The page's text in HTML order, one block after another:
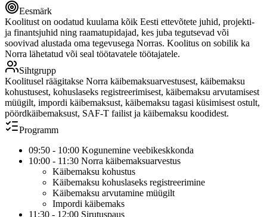
Eesmärk
Koolitust on oodatud kuulama kõik Eesti ettevõtete juhid, projekti-
ja finantsjuhid ning raamatupidajad, kes juba tegutsevad või
soovivad alustada oma tegevusega Norras. Koolitus on sobilik ka
Norra lähetatud või seal töötavatele töötajatele.
Sihtgrupp
Koolitusel räägitakse Norra käibemaksuarvestusest, käibemaksu
kohustusest, kohuslaseks registreerimisest, käibemaksu arvutamisest
müügilt, impordi käibemaksust, käibemaksu tagasi küsimisest ostult,
pöördkäibemaksust, SAF-T failist ja käibemaksu koodidest.
Programm
09:50 - 10:00 Kogunemine veebikeskkonda
10:00 - 11:30 Norra käibemaksuarvestus
Käibemaksu kohustus
Käibemaksu kohuslaseks registreerimine
Käibemaksu arvutamine müügilt
Impordi käibemaks
11:30 - 12:00 Sirutuspaus